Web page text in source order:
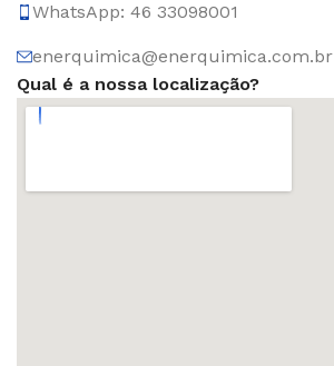
WhatsApp: 46 33098001
enerquimica@enerquimica.com.br
Qual é a nossa localização?